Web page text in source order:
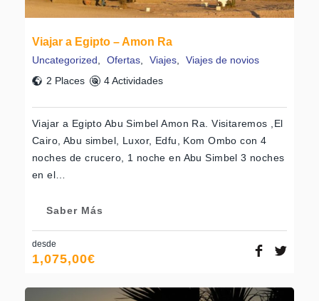
Viajar a Egipto – Amon Ra
Uncategorized Ofertas Viajes
Viajes de novios
2 Places
4 Actividades
Viajar a Egipto Abu Simbel Amon Ra. Visitaremos ,El
Cairo, Abu simbel, Luxor, Edfu, Kom Ombo con 4
noches de crucero, 1 noche en Abu Simbel 3 noches
en el…
Saber Más
desde
1,075,00€